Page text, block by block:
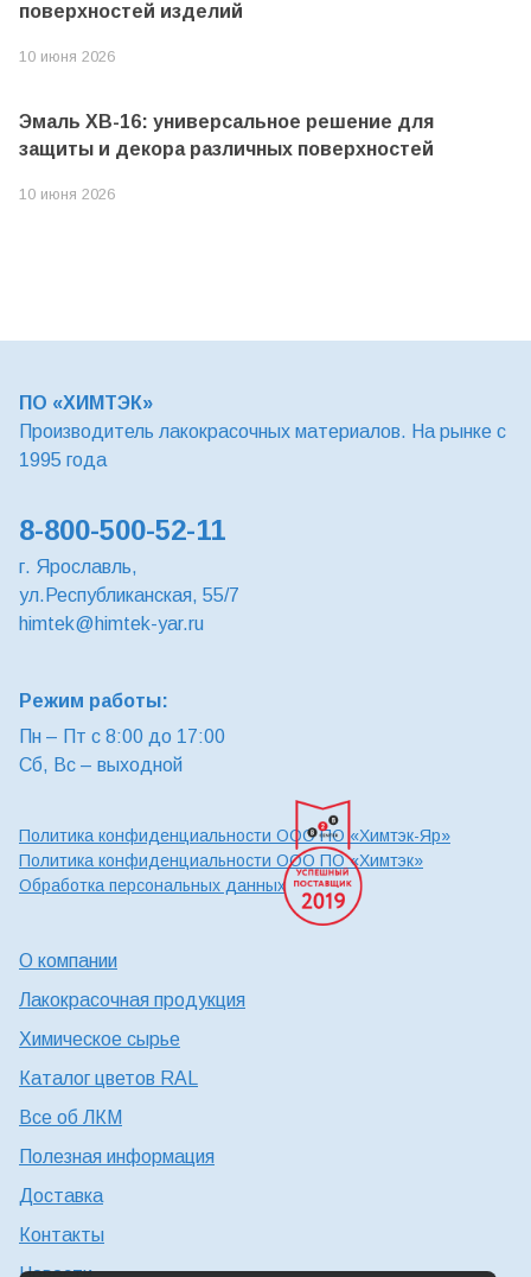
поверхностей изделий
10 июня 2026
Эмаль ХВ-16: универсальное решение для
защиты и декора различных поверхностей
10 июня 2026
ПО «ХИМТЭК»
Производитель лакокрасочных материалов. На рынке с
1995 года
8-800-500-52-11
г. Ярославль,
ул.Республиканская, 55/7
himtek@himtek-yar.ru
Режим работы:
Пн – Пт с 8:00 до 17:00
Сб, Вс – выходной
Политика конфиденциальности ООО ПО «Химтэк-Яр»
Политика конфиденциальности ООО ПО «Химтэк»
Обработка персональных данных
О компании
Лакокрасочная продукция
Химическое сырье
Каталог цветов RAL
Все об ЛКМ
Полезная информация
Доставка
Контакты